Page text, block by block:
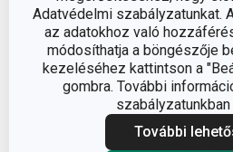
Adatvédelmi szabályzatunkat.
az adatokhoz való
módosíthatja a böngészője
kezeléséhez kattintson a
gombra. További
További
energiaszelethez
a masszív
gumipántoknak
köszönhetően az
egészséges szeletek
jól összeállnak, és